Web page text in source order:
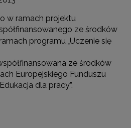
w ramach projektu
ze środków
programu „Uczenie się
ze środków
Europejskiego Funduszu
Edukacja dla pracy”.